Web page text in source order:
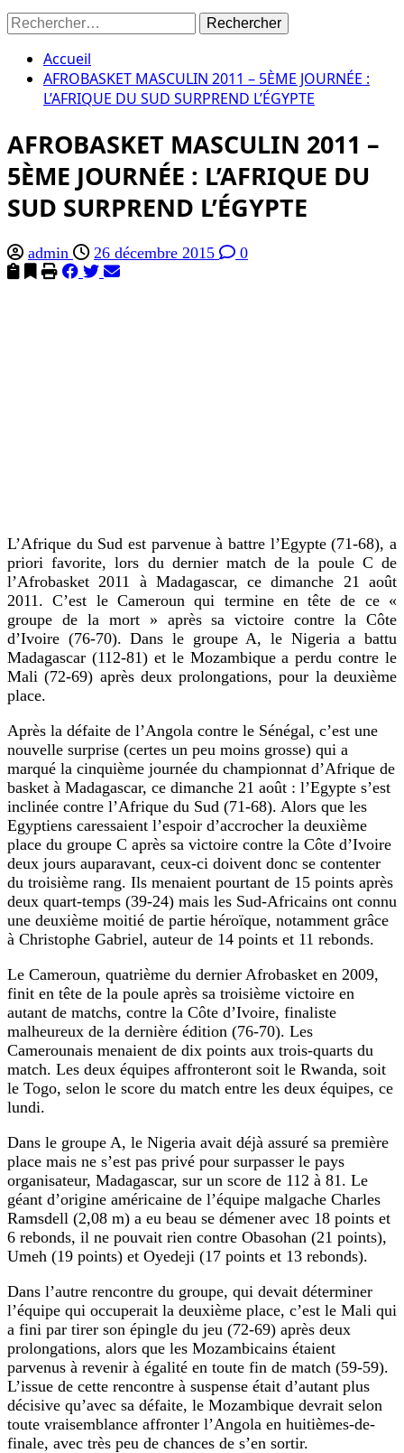
Rechercher :
Accueil
AFROBASKET MASCULIN 2011 – 5ÈME JOURNÉE :
L’AFRIQUE DU SUD SURPREND L’ÉGYPTE
AFROBASKET MASCULIN 2011 –
5ÈME JOURNÉE : L’AFRIQUE DU
SUD SURPREND L’ÉGYPTE
admin 26 décembre 2015 0
L’Afrique du Sud est parvenue à battre l’Egypte (71-68), a
priori favorite, lors du dernier match de la poule C de
l’Afrobasket 2011 à Madagascar, ce dimanche 21 août
2011. C’est le Cameroun qui termine en tête de ce «
groupe de la mort » après sa victoire contre la Côte
d’Ivoire (76-70). Dans le groupe A, le Nigeria a battu
Madagascar (112-81) et le Mozambique a perdu contre le
Mali (72-69) après deux prolongations, pour la deuxième
place.
Après la défaite de l’Angola contre le Sénégal, c’est une
nouvelle surprise (certes un peu moins grosse) qui a
marqué la cinquième journée du championnat d’Afrique de
basket à Madagascar, ce dimanche 21 août : l’Egypte s’est
inclinée contre l’Afrique du Sud (71-68). Alors que les
Egyptiens caressaient l’espoir d’accrocher la deuxième
place du groupe C après sa victoire contre la Côte d’Ivoire
deux jours auparavant, ceux-ci doivent donc se contenter
du troisième rang. Ils menaient pourtant de 15 points après
deux quart-temps (39-24) mais les Sud-Africains ont connu
une deuxième moitié de partie héroïque, notamment grâce
à Christophe Gabriel, auteur de 14 points et 11 rebonds.
Le Cameroun, quatrième du dernier Afrobasket en 2009,
finit en tête de la poule après sa troisième victoire en
autant de matchs, contre la Côte d’Ivoire, finaliste
malheureux de la dernière édition (76-70). Les
Camerounais menaient de dix points aux trois-quarts du
match. Les deux équipes affronteront soit le Rwanda, soit
le Togo, selon le score du match entre les deux équipes, ce
lundi.
Dans le groupe A, le Nigeria avait déjà assuré sa première
place mais ne s’est pas privé pour surpasser le pays
organisateur, Madagascar, sur un score de 112 à 81. Le
géant d’origine américaine de l’équipe malgache Charles
Ramsdell (2,08 m) a eu beau se démener avec 18 points et
6 rebonds, il ne pouvait rien contre Obasohan (21 points),
Umeh (19 points) et Oyedeji (17 points et 13 rebonds).
Dans l’autre rencontre du groupe, qui devait déterminer
l’équipe qui occuperait la deuxième place, c’est le Mali qui
a fini par tirer son épingle du jeu (72-69) après deux
prolongations, alors que les Mozambicains étaient
parvenus à revenir à égalité en toute fin de match (59-59).
L’issue de cette rencontre à suspense était d’autant plus
décisive qu’avec sa défaite, le Mozambique devrait selon
toute vraisemblance affronter l’Angola en huitièmes-de-
finale, avec très peu de chances de s’en sortir.